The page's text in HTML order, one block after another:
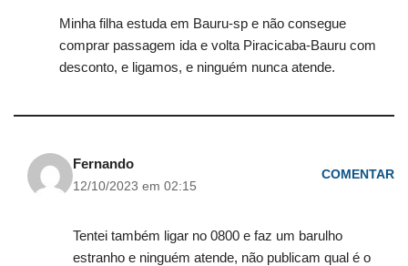
Minha filha estuda em Bauru-sp e não consegue
comprar passagem ida e volta Piracicaba-Bauru com
desconto, e ligamos, e ninguém nunca atende.
Fernando
12/10/2023 em 02:15
COMENTAR
Tentei também ligar no 0800 e faz um barulho
estranho e ninguém atende, não publicam qual é o